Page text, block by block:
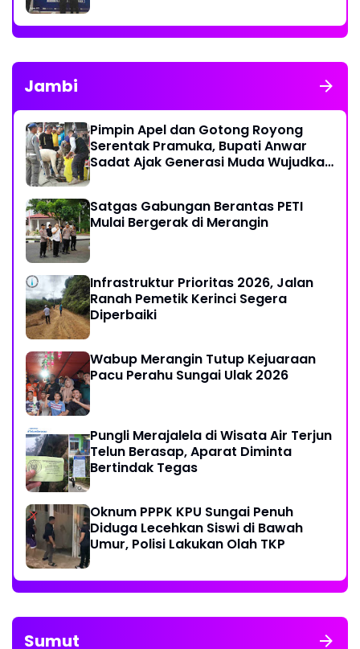
Jambi
Pimpin Apel dan Gotong Royong
Serentak Pramuka, Bupati Anwar
Sadat Ajak Generasi Muda Wujudkan
Satgas Gabungan Berantas PETI
Mulai Bergerak di Merangin
Infrastruktur Prioritas 2026, Jalan
Ranah Pemetik Kerinci Segera
Diperbaiki
Wabup Merangin Tutup Kejuaraan
Pacu Perahu Sungai Ulak 2026
Pungli Merajalela di Wisata Air Terjun
Telun Berasap, Aparat Diminta
Bertindak Tegas
Oknum PPPK KPU Sungai Penuh
Diduga Lecehkan Siswi di Bawah
Umur, Polisi Lakukan Olah TKP
Sumut